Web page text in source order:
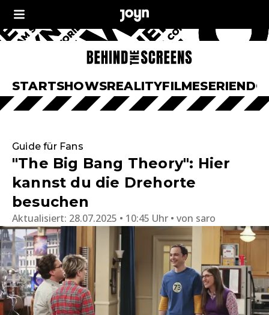
STARTSHOWSREALITYFILMESERIEN
Guide für Fans
"The Big Bang Theory": Hier
kannst du die Drehorte
besuchen
Aktualisiert: 28.07.2025 • 10:45 Uhr von saro